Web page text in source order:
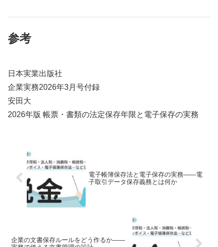
参考
日本実業出版社
企業実務2026年3月号付録
安田大
2026年版 帳票・書類の法定保存年限と電子保存の実務
電子帳簿保存法と電子保存の実務――電
子取引データ保存義務とは何か
企業の文書保存ルールをどう作るか――